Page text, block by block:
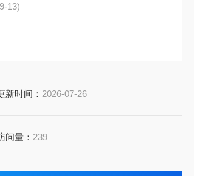
13)
新时间： 2026-07-26
问量： 239